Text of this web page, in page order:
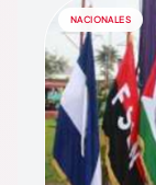
NACIONALES